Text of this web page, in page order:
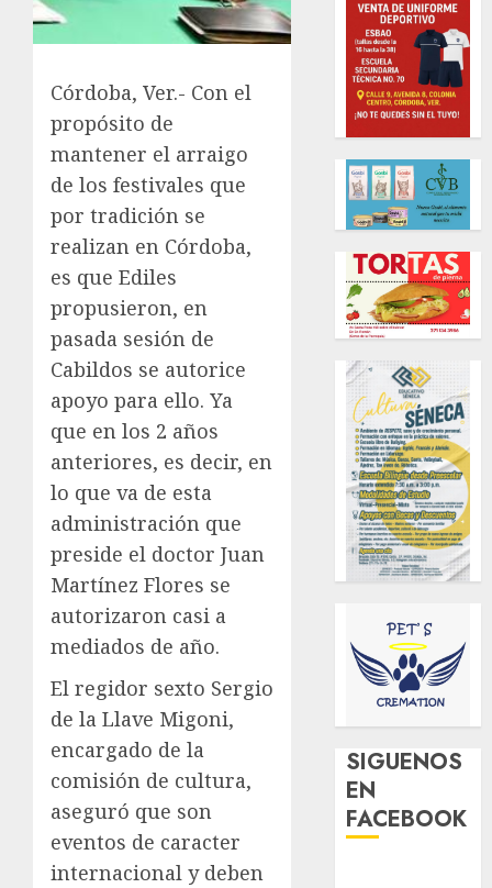
Córdoba, Ver.- Con el
propósito de
mantener el arraigo
de los festivales que
por tradición se
realizan en Córdoba,
es que Ediles
propusieron, en
pasada sesión de
Cabildos se autorice
apoyo para ello. Ya
que en los 2 años
anteriores, es decir, en
lo que va de esta
administración que
preside el doctor Juan
Martínez Flores se
autorizaron casi a
mediados de año.
El regidor sexto Sergio
de la Llave Migoni,
encargado de la
comisión de cultura,
aseguró que son
eventos de caracter
internacional y deben
SIGUENOS
EN
FACEBOOK